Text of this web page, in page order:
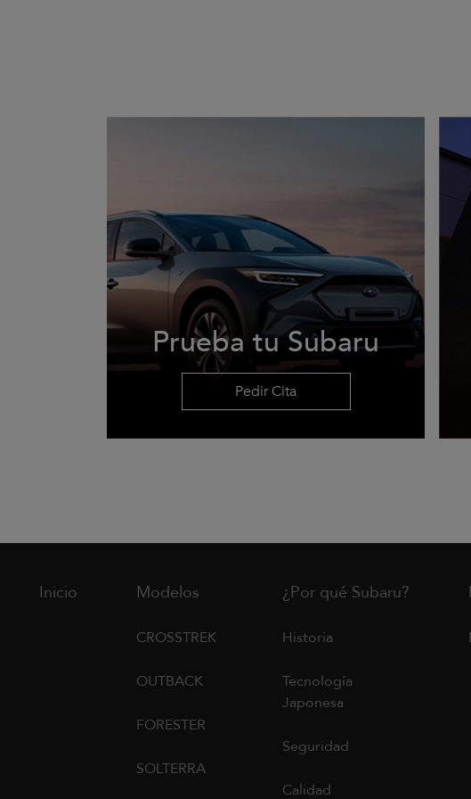
Prueba tu Subaru
Pedir Cita
Inicio Modelos
CROSSTREK
OUTBACK
FORESTER
SOLTERRA
¿Por qué Subaru?
Historia
Tecnología
Japonesa
Seguridad
Calidad